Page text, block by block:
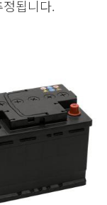
됩니다.